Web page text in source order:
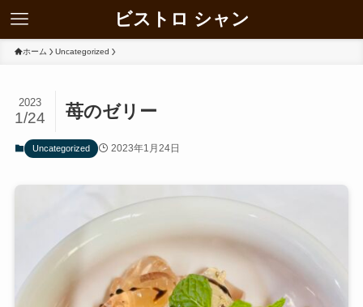
ビストロ シャン
ホーム Uncategorized
苺のゼリー
2023
1/24
Uncategorized 2023年1月24日